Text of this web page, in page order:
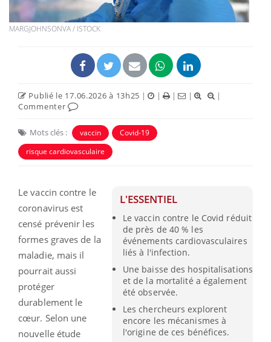
MARGJOHNSONVA / ISTOCK
Publié le 17.06.2026 à 13h25 | | | |
|
Commenter
Mots clés : vaccin
Covid-19
risque cardiovasculaire
L'ESSENTIEL
Le vaccin contre le Covid réduit
de près de 40 % les
événements cardiovasculaires
liés à l'infection.
Une baisse des hospitalisations
et de la mortalité a également
été observée.
Les chercheurs explorent
encore les mécanismes à
l'origine de ces bénéfices.
Le vaccin contre le
coronavirus est
censé prévenir les
formes graves de la
maladie, mais il
pourrait aussi
protéger
durablement le
cœur. Selon une
nouvelle étude